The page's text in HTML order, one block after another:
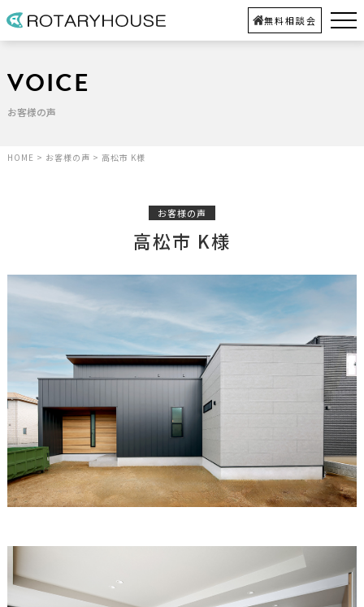
無料相談会
VOICE
お客様の声
HOME > お客様の声 > 高松市 K様
お客様の声
高松市 K様